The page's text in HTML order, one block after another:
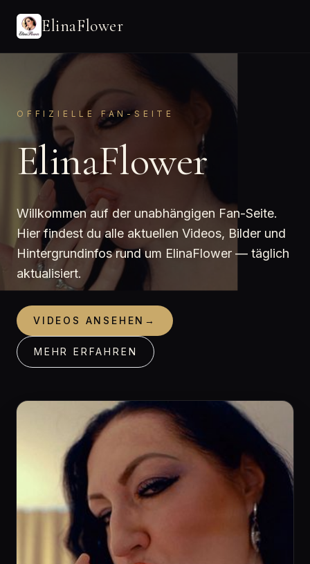
ElinaFlower
OFFIZIELLE FAN-SEITE
ElinaFlower
Willkommen auf der unabhängigen Fan-Seite.
Hier findest du alle aktuellen Videos, Bilder und
Hintergrundinfos rund um ElinaFlower — täglich
aktualisiert.
VIDEOS ANSEHEN →
MEHR ERFAHREN